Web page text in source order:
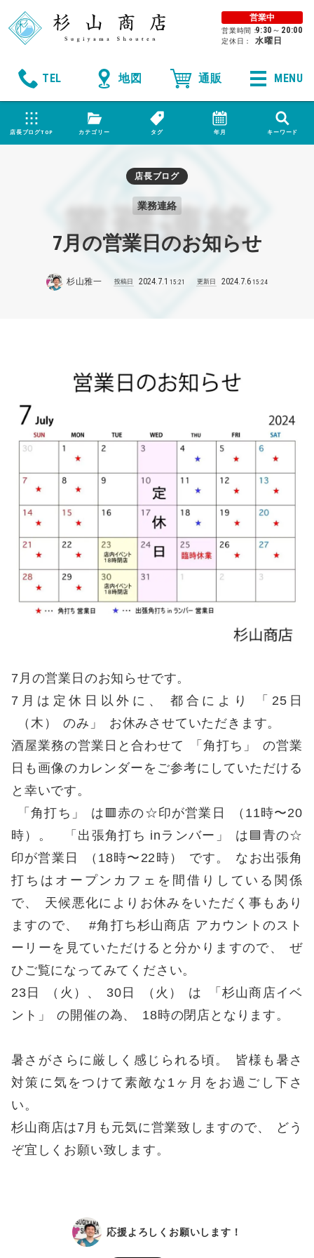
営業中
営業時間：9:30 ～ 20:00
定休日： 水曜日
MENU
店長ブログTOP カテゴリー タグ 年月 キーワード
店長ブログ
業務連絡
7月の営業日のお知らせ
杉山雅一 投稿日 2024.7.1 15:21 更新日 2024.7.615:24
7月の営業日のお知らせです。
7月は定休日以外に 、 都合により 「 25日
（ 木 ） のみ 」 お休みさせていただきます。
酒屋業務の営業日と合わせて
「角打ち 」
の営業
日も画像のカレンダーをご参考にしていただける
と幸いです。
「角打ち 」 は🟥赤の☆印が営業日 （ 11時〜20
時 ）。 「 出張角打ち inランバー 」
は🟦青の☆
印が営業日
（ 18時〜22時 ） です。
なお出張角
打ちはオープンカフェを間借りしている関係
で、
天候悪化によりお休みをいただく事もあり
ますので、
#角打ち杉山商店 アカウントのスト
ーリーを見ていただけると分かりますので、
ぜ
ひご覧になってみてください。
23日
（ 火 ）、 30日 （ 火 ） は 「 杉山商店イベ
ント 」 の開催の為、 18時の閉店となります。
暑さがさらに厳しく感じられる頃。
皆様も暑さ
対策に気をつけて素敵な1ヶ月をお過ごし下さ
い。
杉山商店は7月も元気に営業致しますので、
どう
ぞ宜しくお願い致します。
応援よろしくお願いします！